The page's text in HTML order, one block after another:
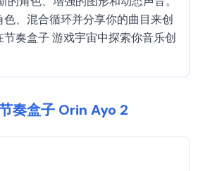
、混合循环并分享你的曲目来创
奏盒子 游戏宇宙中探索你音乐创
奏盒子 Orin Ayo 2